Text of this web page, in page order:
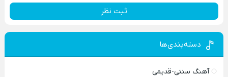
ثبت نظر
دسته‌بندی‌ها
آهنگ سنتی-قدیمی